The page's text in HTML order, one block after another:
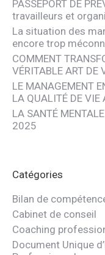
PASSEPORT DE
travailleurs et
La situation des
encore trop
COMMENT
VÉRITABLE ART DE
LE MANAGEMENT
LA QUALITÉ DE VIE
LA SANTÉ
2025
Catégories
Bilan de
Cabinet de conseil
Coaching
Document Unique